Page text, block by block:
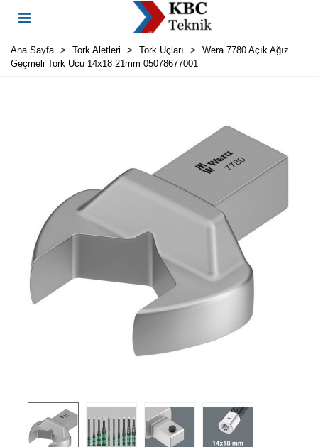
Ana Sayfa > Tork Aletleri > Tork Uçları >
Wera 7780 Açık Ağız
Geçmeli Tork Ucu 14x18 21mm 05078677001